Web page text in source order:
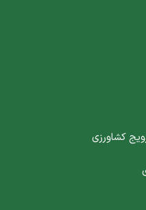
کشاورزی